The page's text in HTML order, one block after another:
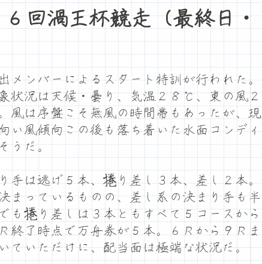
６回渦王杯競走（最終日・
ンバーによるスタート特訓が行われた。
状況は天候・曇り、気温２８℃、東の風２
風は序盤こそ無風の時間帯もあったが、現
い風傾向この後も落ち着いた水面コンディ
うだ。
は逃げ５本、捲り差し３本、差し２本。
まっているものの、差し系の決まり手も半
も捲り差しは３本ともすべて５コースから
終了時点で万舟券が５本。６Ｒから９Ｒま
ていただけに、配当面は極端な状況だ。